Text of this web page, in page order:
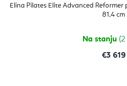
Elina Pilates Elite Advanced
81,4 cm
Na stanju
€3 619